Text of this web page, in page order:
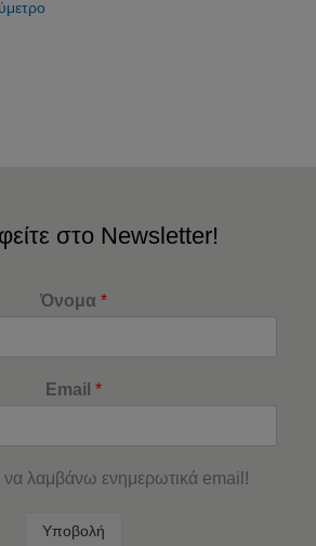
στο Newsletter!
Όνομα *
Email *
λαμβάνω ενημερωτικά email!
Υποβολή